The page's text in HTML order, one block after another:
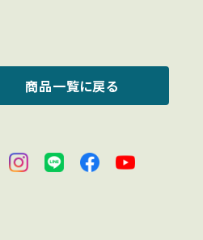
商品一覧に戻る